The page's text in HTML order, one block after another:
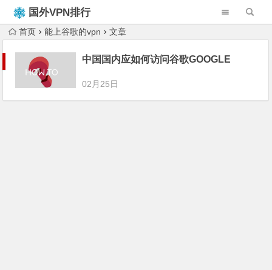
国外VPN排行
榜首页 能上谷歌的vpn 文章
中国国内应如何访问谷歌GOOGLE
02月25日